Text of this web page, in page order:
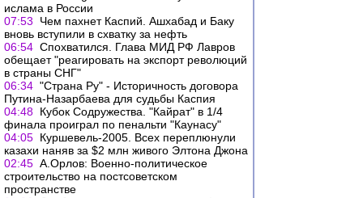
ислама в России
07:53
Чем пахнет Каспий. Ашхабад и Баку
вновь вступили в схватку за нефть
06:54 Спохватился. Глава МИД РФ Лавров
обещает "реагировать на экспорт революций
в страны СНГ"
06:34 "Страна Ру" - Историчность договора
Путина-Назарбаева для судьбы Каспия
04:48 Кубок Содружества. "Кайрат" в 1/4
финала проиграл по пенальти "Каунасу"
04:05 Куршевель-2005. Всех переплюнули
казахи наняв за $2 млн живого Элтона Джона
02:45 А.Орлов: Военно-политическое
строительство на постсоветском
пространстве